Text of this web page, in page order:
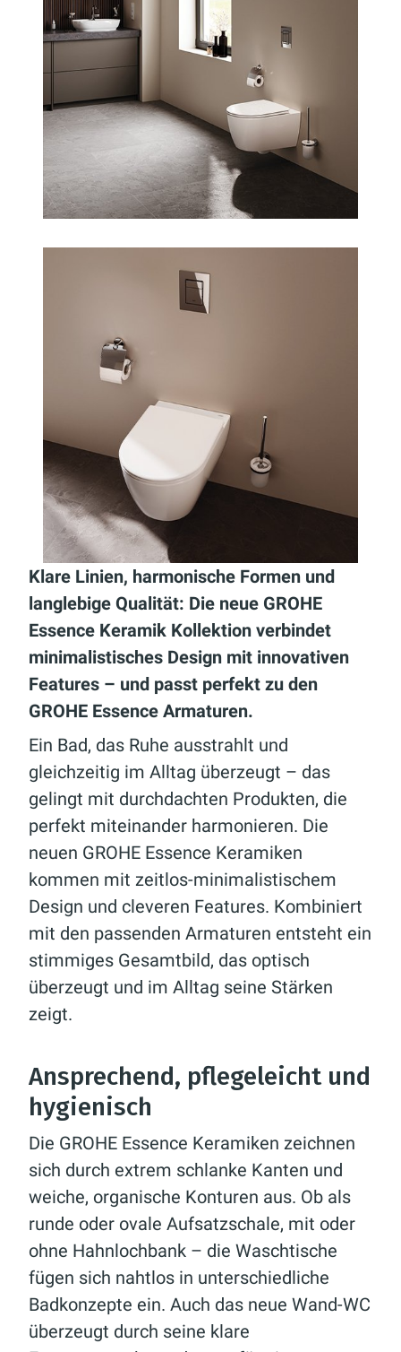
Klare Linien, harmonische Formen und
langlebige Qualität: Die neue GROHE
Essence Keramik Kollektion verbindet
minimalistisches Design mit innovativen
Features – und passt perfekt zu den
GROHE Essence Armaturen.
Ein Bad, das Ruhe ausstrahlt und
gleichzeitig im Alltag überzeugt – das
gelingt mit durchdachten Produkten, die
perfekt miteinander harmonieren. Die
neuen GROHE Essence Keramiken
kommen mit zeitlos-minimalistischem
Design und cleveren Features. Kombiniert
mit den passenden Armaturen entsteht ein
stimmiges Gesamtbild, das optisch
überzeugt und im Alltag seine Stärken
zeigt.
Ansprechend, pflegeleicht und
hygienisch
Die GROHE Essence Keramiken zeichnen
sich durch extrem schlanke Kanten und
weiche, organische Konturen aus. Ob als
runde oder ovale Aufsatzschale, mit oder
ohne Hahnlochbank – die Waschtische
fügen sich nahtlos in unterschiedliche
Badkonzepte ein. Auch das neue Wand-WC
überzeugt durch seine klare